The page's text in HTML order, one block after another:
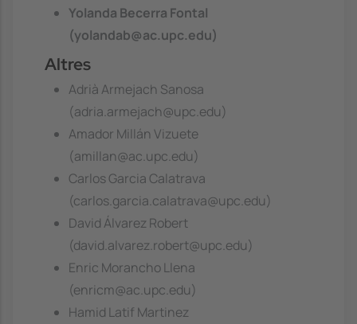
Yolanda Becerra Fontal
(yolandab@ac.upc.edu)
Altres
Adrià Armejach Sanosa
(adria.armejach@upc.edu)
Amador Millán Vizuete
(amillan@ac.upc.edu)
Carlos Garcia Calatrava
(carlos.garcia.calatrava@upc.edu)
David Álvarez Robert
(david.alvarez.robert@upc.edu)
Enric Morancho Llena
(enricm@ac.upc.edu)
Hamid Latif Martinez